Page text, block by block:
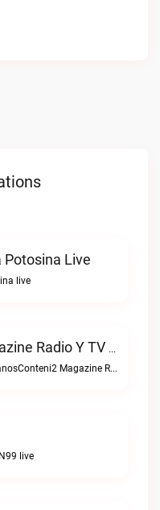
Potosina Live
live
Conteni2 Magazine Radio Y TV Digital Live
El universo en tus manosConteni2 Magazine Radio y TV Digital live
live